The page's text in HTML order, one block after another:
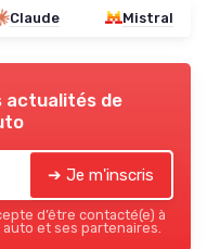
Claude Mistral
actualités de
➔ Je m'inscris
d’être contacté(e) à
et ses partenaires.